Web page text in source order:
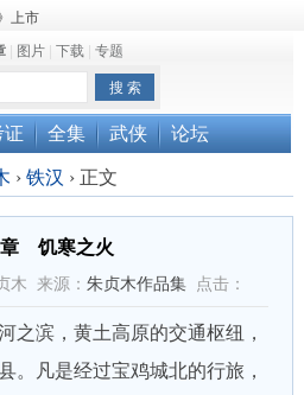
束
上市
上市
| 图片| 下载| 专题
证 全集 武侠 论坛
› 铁汉 ›正文
饥寒之火
木 来源： 朱贞木作品集点击：
滨，黄土高原的交通枢纽，
。凡是经过宝鸡城北的行旅，